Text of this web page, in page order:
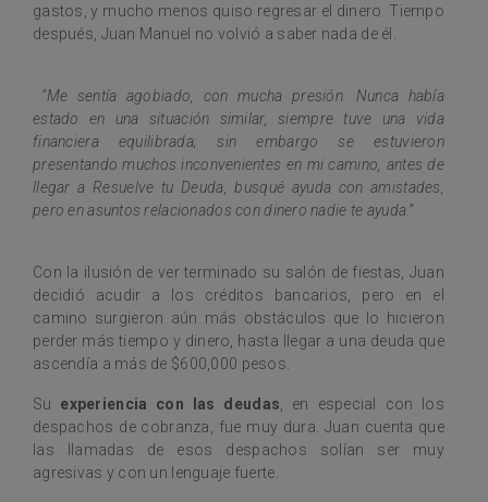
gastos, y mucho menos quiso regresar el dinero. Tiempo
después, Juan Manuel no volvió a saber nada de él.
“Me sentía agobiado, con mucha presión. Nunca había
estado en una situación similar, siempre tuve una vida
financiera equilibrada; sin embargo se estuvieron
presentando muchos inconvenientes en mi camino, antes de
llegar a Resuelve tu Deuda, busqué ayuda con amistades,
pero en asuntos relacionados con dinero nadie te ayuda.”
Con la ilusión de ver terminado su salón de fiestas, Juan
decidió acudir a los créditos bancarios, pero en el
camino surgieron aún más obstáculos que lo hicieron
perder más tiempo y dinero, hasta llegar a una deuda que
ascendía a más de $600,000 pesos.
Su experiencia con las deudas , en especial con los
despachos de cobranza, fue muy dura. Juan cuenta que
las llamadas de esos despachos solían ser muy
agresivas y con un lenguaje fuerte.